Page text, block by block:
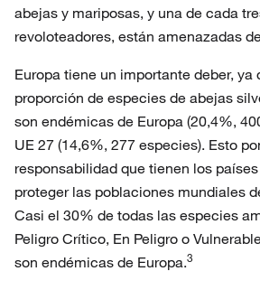
abejas y mariposas, y una de cada
revoloteadores, están amenazadas
Europa tiene un importante deber, ya
proporción de especies de abejas
son endémicas de Europa (20,4%,
UE 27 (14,6%, 277 especies). Esto
responsabilidad que tienen los
proteger las poblaciones mundiales
Casi el 30% de todas las especies
Peligro Crítico, En Peligro o
son endémicas de Europa.3